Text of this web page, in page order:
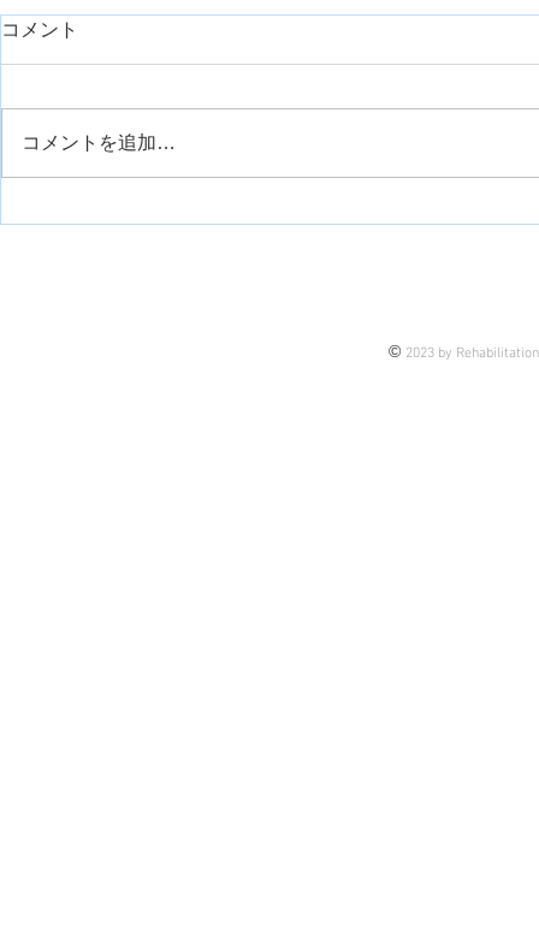
運動観察療法について 半側空間無
コメント
コメントを追加…
© 2023 by